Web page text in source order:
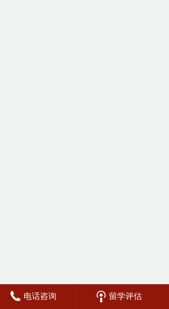
电话咨询 留学评估